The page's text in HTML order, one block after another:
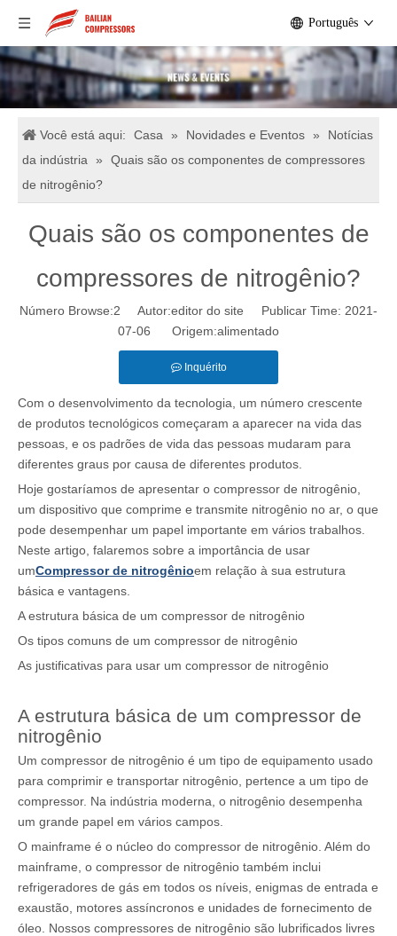
Português
Você está aqui: Casa » Novidades e Eventos »
Notícias
da indústria
»
Quais são os componentes de compressores
de nitrogênio?
Quais são os componentes de
compressores de nitrogênio?
Número Browse:2 Autor:editor do site Publicar Time: 2021-
07-06 Origem:alimentado
Inquérito
Com o desenvolvimento da tecnologia, um número crescente
de produtos tecnológicos começaram a aparecer na vida das
pessoas, e os padrões de vida das pessoas mudaram para
diferentes graus por causa de diferentes produtos.
Hoje gostaríamos de apresentar o compressor de nitrogênio,
um dispositivo que comprime e transmite nitrogênio no ar, o que
pode desempenhar um papel importante em vários trabalhos.
Neste artigo, falaremos sobre a importância de usar
umCompressor de nitrogênioem relação à sua estrutura
básica e vantagens.
A estrutura básica de um compressor de nitrogênio
Os tipos comuns de um compressor de nitrogênio
As justificativas para usar um compressor de nitrogênio
A estrutura básica de um compressor de
nitrogênio
Um compressor de nitrogênio é um tipo de equipamento usado
para comprimir e transportar nitrogênio, pertence a um tipo de
compressor. Na indústria moderna, o nitrogênio desempenha
um grande papel em vários campos.
O mainframe é o núcleo do compressor de nitrogênio. Além do
mainframe, o compressor de nitrogênio também inclui
refrigeradores de gás em todos os níveis, enigmas de entrada e
exaustão, motores assíncronos e unidades de fornecimento de
óleo. Nossos compressores de nitrogênio são lubrificados livres